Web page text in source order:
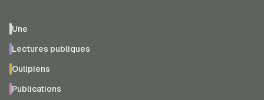
Une
Lectures publiques
Oulipiens
Publications